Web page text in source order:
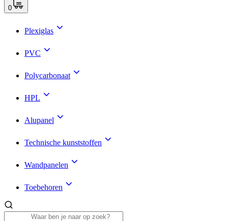
0
Plexiglas
PVC
Polycarbonaat
HPL
Alupanel
Technische kunststoffen
Wandpanelen
Toebehoren